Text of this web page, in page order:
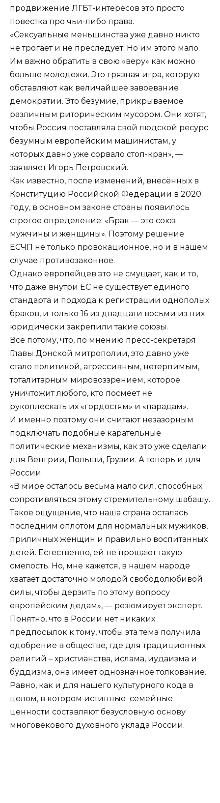
продвижение ЛГБТ-интересов это просто
повестка про чьи-либо права.
«Сексуальные меньшинства уже давно никто
не трогает и не преследует. Но им этого мало.
Им важно обратить в свою «веру» как можно
больше молодежи. Это грязная игра, которую
обставляют как величайшее завоевание
демократии. Это безумие, прикрываемое
различным риторическим мусором. Они хотят,
чтобы Россия поставляла свой людской ресурс
безумным европейским машинистам, у
которых давно уже сорвало стоп-кран», —
заявляет Игорь Петровский.
Как известно, после изменений, внесённых в
Конституцию Российской Федерации в 2020
году, в основном законе страны появилось
строгое определение: «Брак — это союз
мужчины и женщины». Поэтому решение
ЕСЧП не только провокационное, но и в нашем
случае противозаконное.
Однако европейцев это не смущает, как и то,
что даже внутри ЕС не существует единого
стандарта и подхода к регистрации однополых
браков, и только 16 из двадцати восьми из них
юридически закрепили такие союзы.
Все потому, что, по мнению пресс-секретаря
Главы Донской митрополии, это давно уже
стало политикой, агрессивным, нетерпимым,
тоталитарным мировоззрением, которое
уничтожит любого, кто посмеет не
рукоплескать их «гордостям» и «парадам».
И именно поэтому они считают незазорным
подключать подобные карательные
политические механизмы, как это уже сделали
для Венгрии, Польши, Грузии. А теперь и для
России.
«В мире осталось весьма мало сил, способных
сопротивляться этому стремительному шабашу.
Такое ощущение, что наша страна осталась
последним оплотом для нормальных мужиков,
приличных женщин и правильно воспитанных
детей. Естественно, ей не прощают такую
смелость. Но, мне кажется, в нашем народе
хватает достаточно молодой свободолюбивой
силы, чтобы дерзить по этому вопросу
европейским дедам», — резюмирует эксперт.
Понятно, что в России нет никаких
предпосылок к тому, чтобы эта тема получила
одобрение в обществе, где для традиционных
религий – христианства, ислама, иудаизма и
буддизма, она имеет однозначное толкование.
Равно, как и для нашего культурного кода в
целом, в котором истинные семейные
ценности составляют безусловную основу
многовекового духовного уклада России.